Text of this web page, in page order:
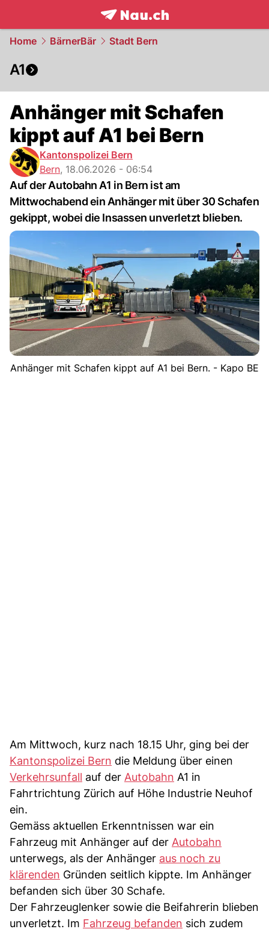
frontpage.NAU.ch
Home BärnerBär Stadt Bern
A1
Anhänger mit Schafen
kippt auf A1 bei Bern
Kantonspolizei Bern
Bern, 18.06.2026 - 06:54
Auf der Autobahn A1 in Bern ist am
Mittwochabend ein Anhänger mit über 30 Schafen
gekippt, wobei die Insassen unverletzt blieben.
Anhänger mit Schafen kippt auf A1 bei Bern. - Kapo BE
Am Mittwoch, kurz nach 18.15 Uhr, ging bei der
Kantonspolizei Bern die Meldung über einen
Verkehrsunfall auf der Autobahn A1 in
Fahrtrichtung Zürich auf Höhe Industrie Neuhof
ein.
Gemäss aktuellen Erkenntnissen war ein
Fahrzeug mit Anhänger auf der Autobahn
unterwegs, als der Anhänger aus noch zu
klärenden Gründen seitlich kippte. Im Anhänger
befanden sich über 30 Schafe.
Der Fahrzeuglenker sowie die Beifahrerin blieben
unverletzt. Im Fahrzeug befanden sich zudem